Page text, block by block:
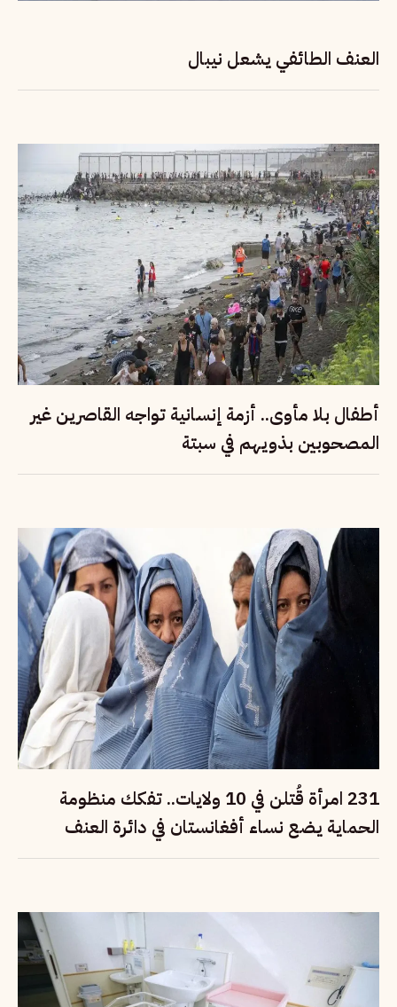
العنف الطائفي يشعل نيبال
أطفال بلا مأوى.. أزمة إنسانية تواجه القاصرين غير
المصحوبين بذويهم في سبتة
231 امرأة قُتلن في 10 ولايات.. تفكك منظومة
الحماية يضع نساء أفغانستان في دائرة العنف